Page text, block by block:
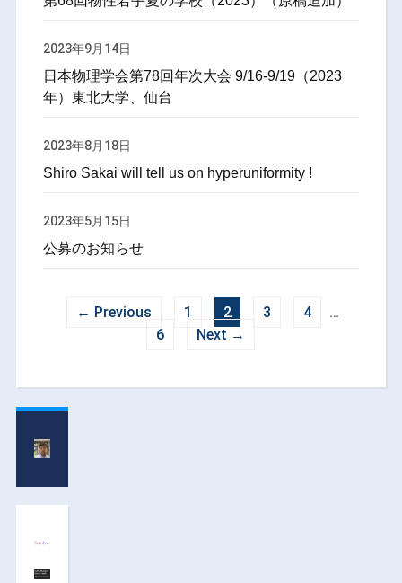
2023年9月14日
日本物理学会第78回年次大会 9/16-9/19（2023
年）東北大学、仙台
2023年8月18日
Shiro Sakai will tell us on hyperuniformity !
2023年5月15日
公募のお知らせ
← Previous 1 2 3 4
…
6
Next →